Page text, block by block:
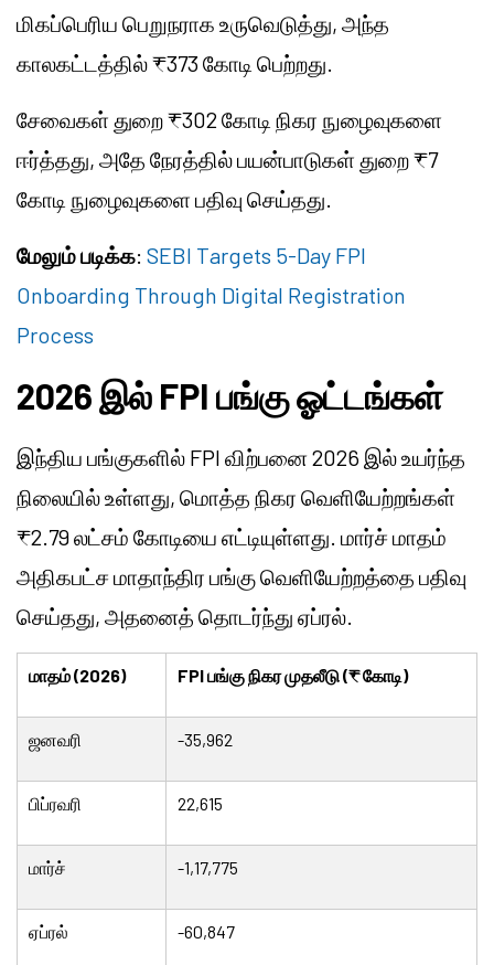
மிகப்பெரிய பெறுநராக உருவெடுத்து, அந்த
காலகட்டத்தில் ₹373 கோடி பெற்றது.
சேவைகள் துறை ₹302 கோடி நிகர நுழைவுகளை
ஈர்த்தது, அதே நேரத்தில் பயன்பாடுகள் துறை ₹7
கோடி நுழைவுகளை பதிவு செய்தது.
மேலும் படிக்க: SEBI Targets 5-Day FPI
Onboarding Through Digital Registration
Process
2026 இல் FPI பங்கு ஓட்டங்கள்
இந்திய பங்குகளில் FPI விற்பனை 2026 இல் உயர்ந்த
நிலையில் உள்ளது, மொத்த நிகர வெளியேற்றங்கள்
₹2.79 லட்சம் கோடியை எட்டியுள்ளது. மார்ச் மாதம்
அதிகபட்ச மாதாந்திர பங்கு வெளியேற்றத்தை பதிவு
செய்தது, அதனைத் தொடர்ந்து ஏப்ரல்.
மாதம் (2026) FPI பங்கு நிகர முதலீடு (₹ கோடி)
ஜனவரி -35,962
பிப்ரவரி 22,615
மார்ச் -1,17,775
ஏப்ரல் -60,847